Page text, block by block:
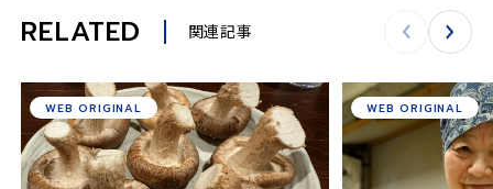
RELATED 関連記事
WEB ORIGINAL WEB ORIGINAL